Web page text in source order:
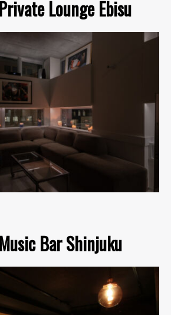
Lounge Ebisu
Bar Shinjuku